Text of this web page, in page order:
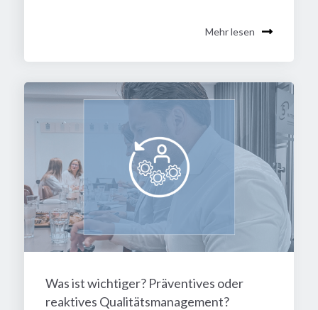
Mehr lesen
Was ist wichtiger? Präventives oder
reaktives Qualitätsmanagement?